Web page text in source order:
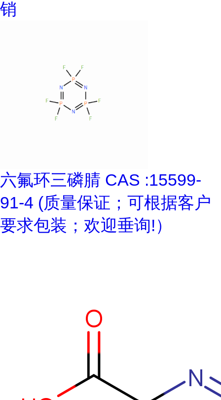
销
六氟环三磷腈 CAS :15599-
91-4 (质量保证；可根据客户
要求包装；欢迎垂询!）